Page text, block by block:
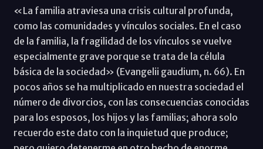
«La familia atraviesa una crisis cultural profunda,
como las comunidades y vínculos sociales. En el caso
de la familia, la fragilidad de los vínculos se vuelve
especialmente grave porque se trata de la célula
básica de la sociedad» (Evangelii gaudium, n. 66). En
pocos años se ha multiplicado en nuestra sociedad el
número de divorcios, con las consecuencias conocidas
para los esposos, los hijos y las familias; ahora solo
recuerdo este dato con la inquietud que produce;